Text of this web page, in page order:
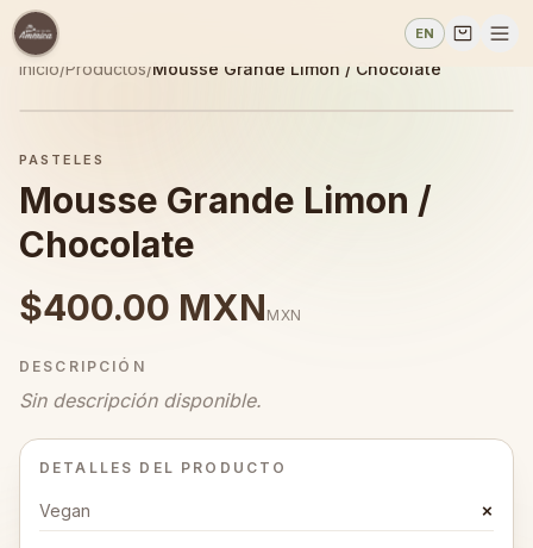
EN
Inicio/Productos/Mousse Grande Limon / Chocolate
PASTELES
Mousse Grande Limon /
Chocolate
$400.00 MXN MXN
DESCRIPCIÓN
Sin descripción disponible.
DETALLES DEL PRODUCTO
Vegan ✗